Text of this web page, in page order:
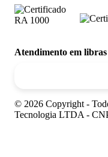
Atendimento em libras
© 2026 Copyright -
Tecnologia LTDA -